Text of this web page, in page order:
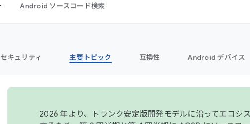
Android ソースコード検索
セキュリティ 主要トピック 互換性 Android デバイス
2026 年より、トランク安定版開発モデルに沿ってエコシ